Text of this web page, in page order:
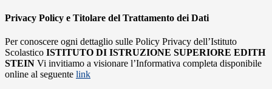
Privacy Policy e Titolare del Trattamento dei Dati
Per conoscere ogni dettaglio sulle Policy Privacy dell’Istituto
Scolastico ISTITUTO DI ISTRUZIONE SUPERIORE EDITH
STEIN Vi invitiamo a visionare l’Informativa completa disponibile
online al seguente link